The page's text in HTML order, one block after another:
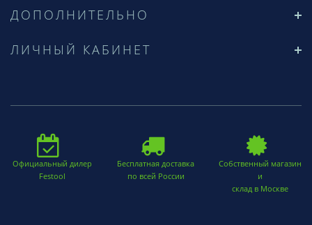
ДОПОЛНИТЕЛЬНО
ЛИЧНЫЙ КАБИНЕТ
Официальный дилер
Festool
Бесплатная доставка
по всей России
Собственный магазин
и
склад в Москве